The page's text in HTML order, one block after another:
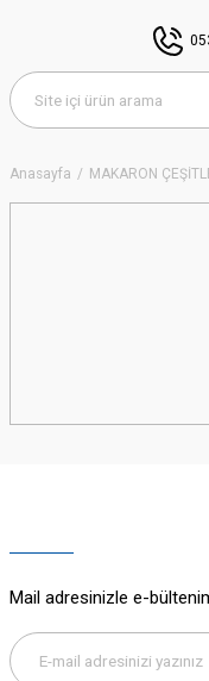
Anasayfa MAKARON
Mail adresinizle e-